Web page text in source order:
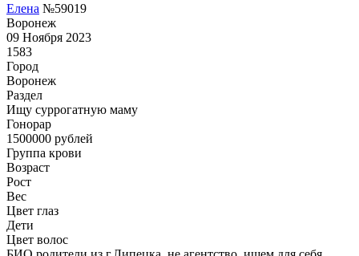
Елена №59019
Воронеж
09 Ноября 2023
1583
Город
Воронеж
Раздел
Ищу суррогатную маму
Гонoрар
1500000 рублей
Группа крови
Возраст
Рост
Вес
Цвет глаз
Дети
Цвет волос